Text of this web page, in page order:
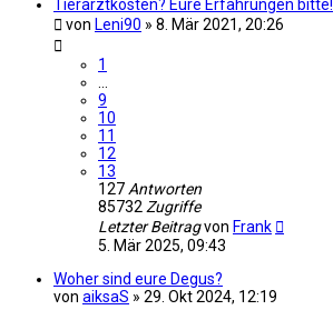
Tierarztkosten? Eure Erfahrungen bitte!
von Leni90 » 8. Mär 2021, 20:26
1
9
10
11
12
13
127 Antworten
85732 Zugriffe
Letzter Beitragvon Frank
5. Mär 2025, 09:43
Woher sind eure Degus?
von aiksaS » 29. Okt 2024, 12:19